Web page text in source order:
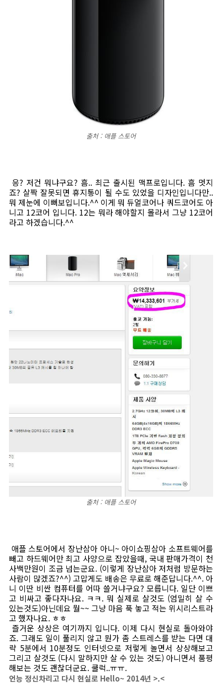
출처 : 애플 스토어
응? 저건 뭐냐구요? 흠.. 최근 출시된 맥프로입니다. 흠 멋지
죠? 살짝 잘못되면 휴지통이 될 수도 있었을 디자인입니다만..
뭐 제눈에 이뻐보입니다.^^ 이게 뭐 듀얼코어나 쿼드코어도 아
니고 12코어 입니다. 12는 뭐라 해야할지 몰라서 그냥 12코어
라고 하겠습니다.^^
출처 : 애플 스토어
애플 스토어에서 장난삼아 아니~ 아이쇼핑삼아 소프트웨어를
빼고 하드웨어만 최고 사양으로 잡았을때, 국내 판매가격이 천
사백만원이 조금 넘는군요. (이렇게 장난삼아 저처럼 방문하는
사람이 많겠죠?^^) 고맙게도 배송은 무료로 해준답니다.^^. 아
니 이딴 비싼 컴퓨터를 어따 쓸거냐구요? 모릅니다. 일단 이쁘
고 비싸고 좋다자나요. ㅋㅋ. 뭐 실제로 살것도 (엄밀히 살 수
있는것도)아닌데요 뭘~~ 그냥 마음 푹 놓고 적는 위시리스트라
고 했자나요. ㅎㅎ
즐거운 상상은 여기까지 입니다. 이제 다시 현실로 돌아와야
죠. 그래도 일이 풀리지 않고 뭔가 좀 스트레스를 받는 다면 대
략 5분에서 10분정도 인터넷으로 저렇게 놀면서 상상해보고
그리고 살것도 (다시 말하지만 살 수 있는 것도) 아니면서 품평
해보는 것도 괜찮더군요. 쿨럭..ㅠㅠ.
언능 정신차리고 다시 현실로 Hello~ 2014년 >.<